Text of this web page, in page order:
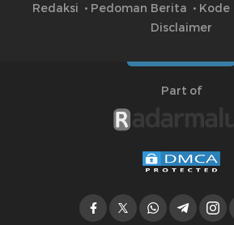
Redaksi Pedoman Berita
Kode
Disclaimer
Part of